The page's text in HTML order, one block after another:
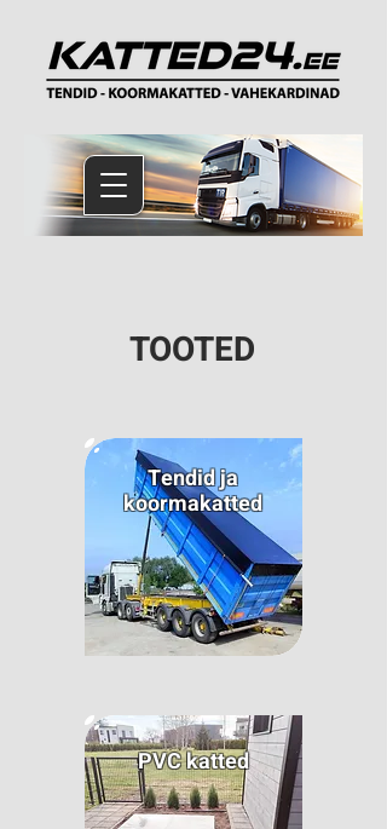
TOOTED
Tendid ja
koormakatted
PVC katted